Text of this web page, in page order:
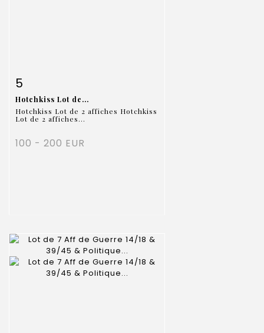
5
Hotchkiss Lot de...
Hotchkiss Lot de 2 affiches Hotchkiss
Lot de 2 affiches...
100 - 200 EUR